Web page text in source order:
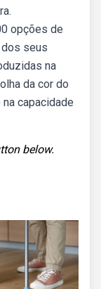
opções de
seus
na
da cor do
capacidade
below.